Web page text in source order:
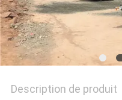
Description de produit